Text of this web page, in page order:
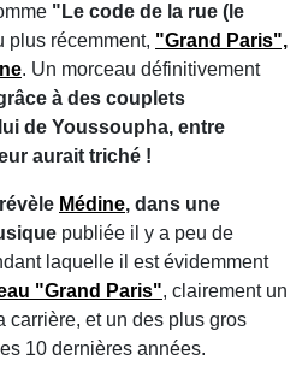
"Le code de la rue (le
plus récemment, "Grand Paris",
. Un morceau définitivement
à des couplets
de Youssoupha, entre
aurait triché !
Médine, dans une
publiée il y a peu de
laquelle il est évidemment
"Grand Paris", clairement un
carrière, et un des plus gros
10 dernières années.